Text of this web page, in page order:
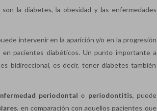
son la diabetes, la obesidad y las enfermedades
intervenir en la aparición y/o en la progresión
en pacientes diabéticos. Un punto importante a
bidireccional, es decir, tener diabetes también
periodontal o periodontitis, puede
, en comparación con aquellos pacientes que